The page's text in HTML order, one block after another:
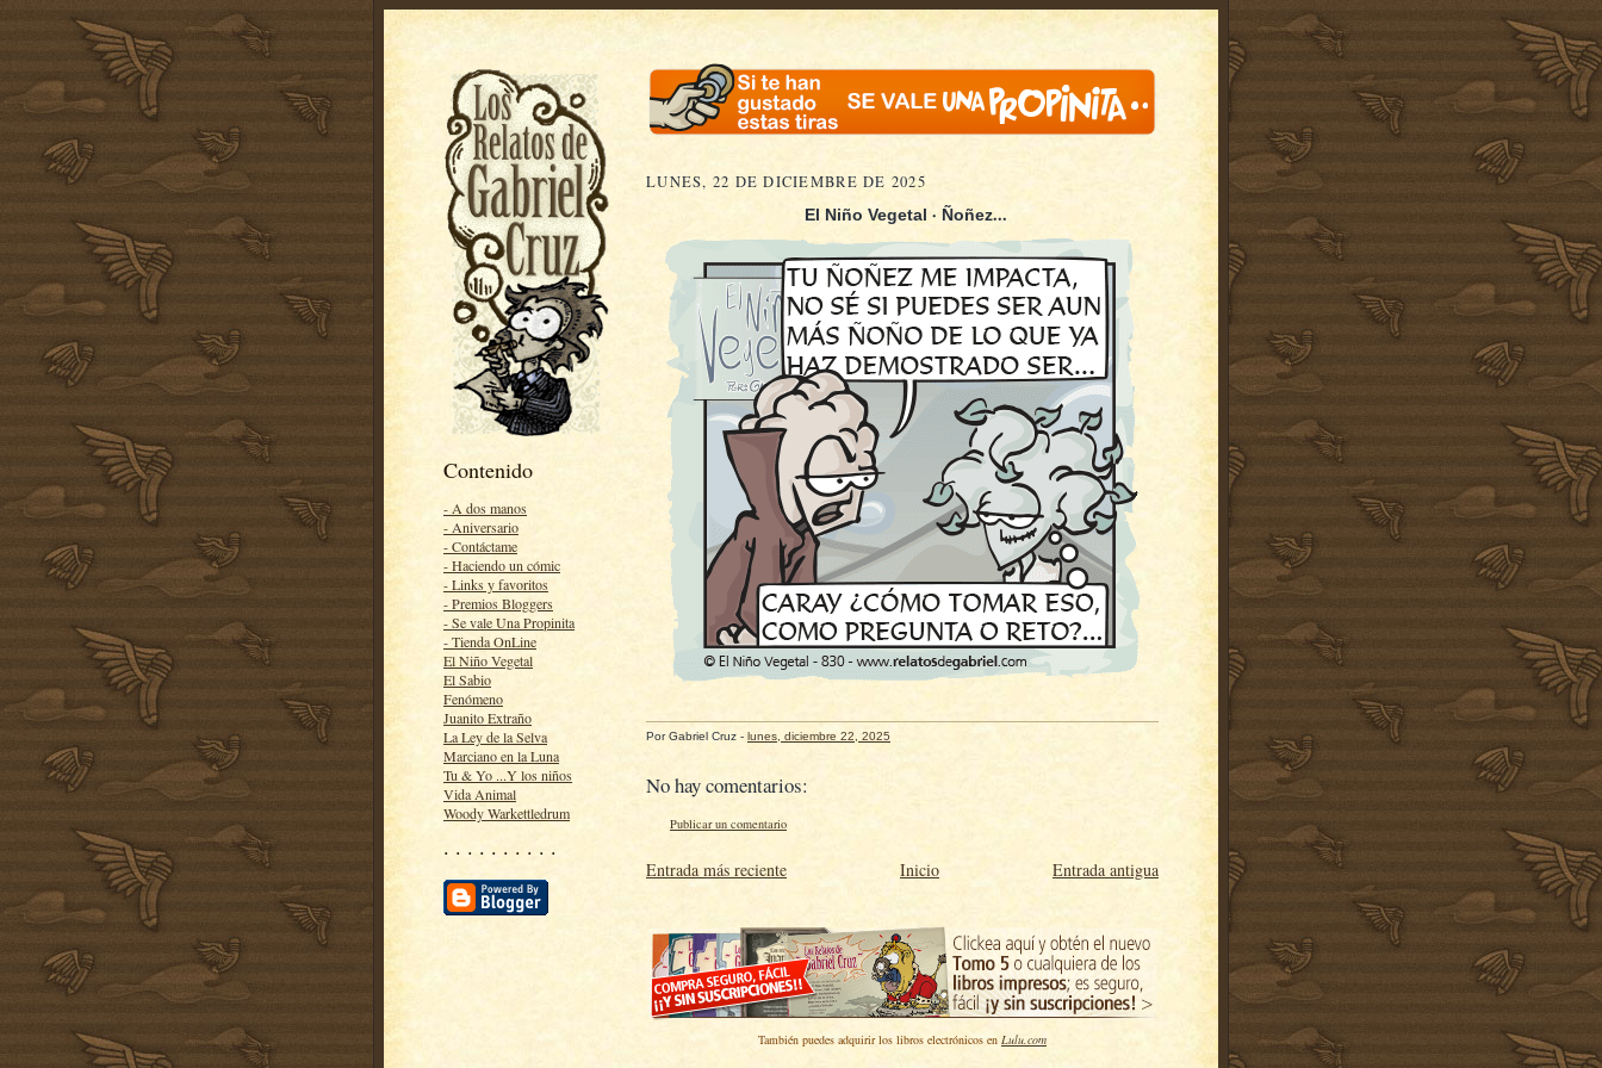
Contenido
- A dos manos
- Aniversario
- Contáctame
- Haciendo un cómic
- Links y favoritos
- Premios Bloggers
- Se vale Una Propinita
- Tienda OnLine
El Niño Vegetal
El Sabio
Fenómeno
Juanito Extraño
La Ley de la Selva
Marciano en la Luna
Tu & Yo ...Y los niños
Vida Animal
Woody Warkettledrum
· · · · · · · · · ·
LUNES, 22 DE DICIEMBRE DE 2025
El Niño Vegetal · Ñoñez...
PorGabriel Cruz - lunes, diciembre 22, 2025
No hay comentarios:
Publicar un comentario
Entrada más reciente Entrada antigua
Inicio
También puedes adquirir los libros electrónicos en Lulu.com